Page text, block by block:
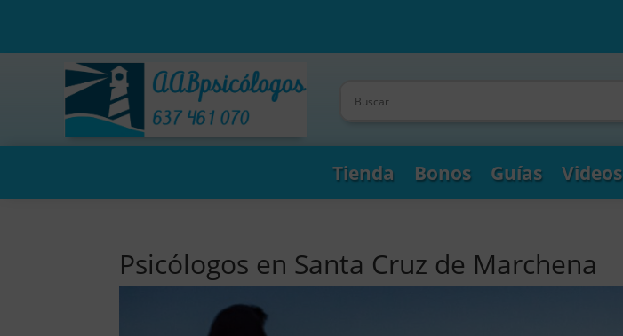
Tienda Bonos Guías Videos
Psicólogos en Santa Cruz de Marchena